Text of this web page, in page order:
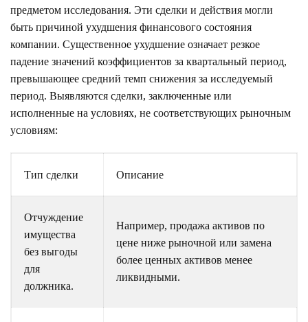
предметом исследования. Эти сделки и действия могли
быть причиной ухудшения финансового состояния
компании. Существенное ухудшение означает резкое
падение значений коэффициентов за квартальный период,
превышающее средний темп снижения за исследуемый
период. Выявляются сделки, заключенные или
исполненные на условиях, не соответствующих рыночным
условиям:
Тип сделки Описание
Отчуждение
имущества
без выгоды
для
должника.
Например, продажа активов по
цене ниже рыночной или замена
более ценных активов менее
ликвидными.